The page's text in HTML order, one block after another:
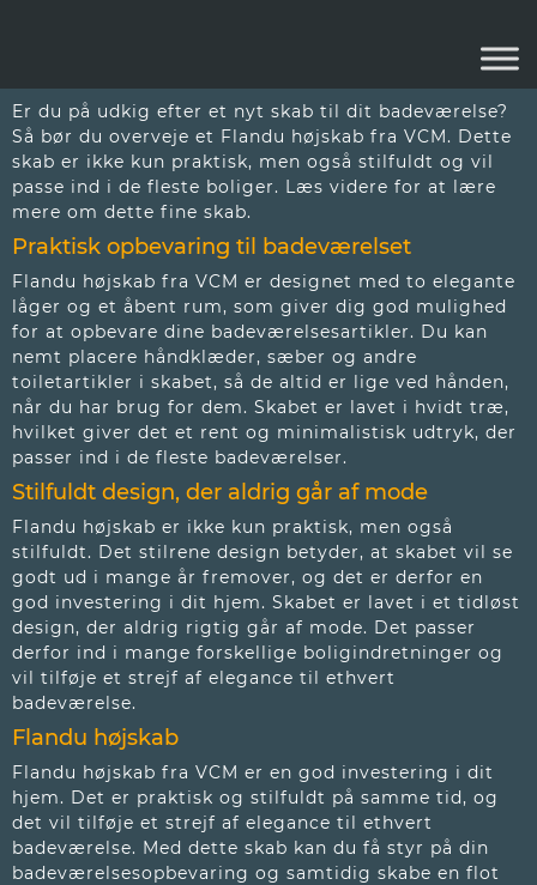
Er du på udkig efter et nyt skab til dit badeværelse?
Så bør du overveje et Flandu højskab fra VCM. Dette
skab er ikke kun praktisk, men også stilfuldt og vil
passe ind i de fleste boliger. Læs videre for at lære
mere om dette fine skab.
Praktisk opbevaring til badeværelset
Flandu højskab fra VCM er designet med to elegante
låger og et åbent rum, som giver dig god mulighed
for at opbevare dine badeværelsesartikler. Du kan
nemt placere håndklæder, sæber og andre
toiletartikler i skabet, så de altid er lige ved hånden,
når du har brug for dem. Skabet er lavet i hvidt træ,
hvilket giver det et rent og minimalistisk udtryk, der
passer ind i de fleste badeværelser.
Stilfuldt design, der aldrig går af mode
Flandu højskab er ikke kun praktisk, men også
stilfuldt. Det stilrene design betyder, at skabet vil se
godt ud i mange år fremover, og det er derfor en
god investering i dit hjem. Skabet er lavet i et tidløst
design, der aldrig rigtig går af mode. Det passer
derfor ind i mange forskellige boligindretninger og
vil tilføje et strejf af elegance til ethvert
badeværelse.
Flandu højskab
Flandu højskab fra VCM er en god investering i dit
hjem. Det er praktisk og stilfuldt på samme tid, og
det vil tilføje et strejf af elegance til ethvert
badeværelse. Med dette skab kan du få styr på din
badeværelsesopbevaring og samtidig skabe en flot